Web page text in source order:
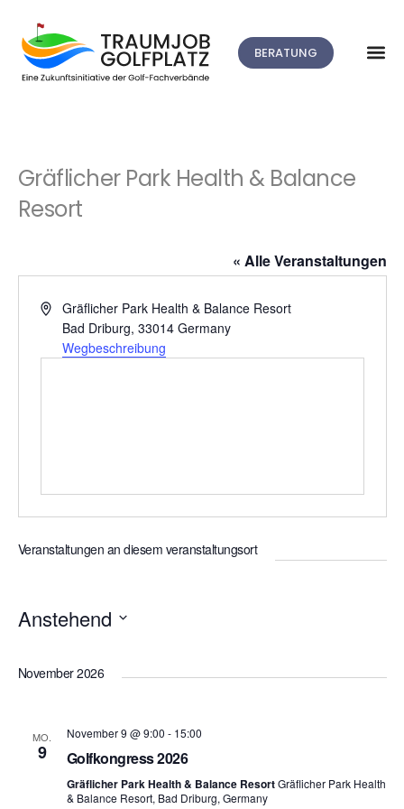
BERATUNG
Gräflicher Park Health & Balance
Resort
« Alle Veranstaltungen
AdresseGräflicher Park Health & Balance Resort
Bad Driburg, 33014 Germany
Wegbeschreibung
Veranstaltungen an diesem veranstaltungsort
Anstehend
wählen.
November 2026
MO.
9
November 9 @ 9:00 - 15:00
Golfkongress 2026
Gräflicher Park Health & Balance ResortGräflicher Park Health
& Balance Resort, Bad Driburg, Germany